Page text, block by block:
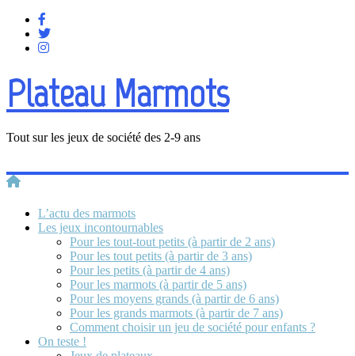
Plateau Marmots
Tout sur les jeux de société des 2-9 ans
L’actu des marmots
Les jeux incontournables
Pour les tout-tout petits (à partir de 2 ans)
Pour les tout petits (à partir de 3 ans)
Pour les petits (à partir de 4 ans)
Pour les marmots (à partir de 5 ans)
Pour les moyens grands (à partir de 6 ans)
Pour les grands marmots (à partir de 7 ans)
Comment choisir un jeu de société pour enfants ?
On teste !